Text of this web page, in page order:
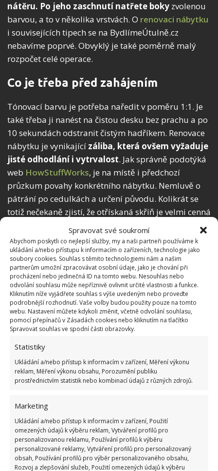
Spravovat své soukromí
Abychom poskytli co nejlepší služby, my a naši partneři používáme k
ukládání a/nebo přístupu k informacím o zařízeních, technologie jako
soubory cookies. Souhlas s těmito technologiemi nám a našim
partnerům umožní zpracovávat osobní údaje, jako je chování při
procházení nebo jedinečná ID na tomto webu. Nesouhlas nebo
odvolání souhlasu může nepříznivě ovlivnit určité vlastnosti a funkce.
Kliknutím níže vyjádřete souhlas s výše uvedeným nebo proveďte
podrobnější rozhodnutí. Vaše volby budou použity pouze na tomto
webu. Nastavení můžete kdykoli změnit, včetně odvolání souhlasu,
pomocí přepínačů v Zásadách cookies nebo kliknutím na tlačítko
Spravovat souhlas ve spodní části obrazovky.
Statistiky
Ukládání a/nebo přístup k informacím v zařízení, Měření výkonu
reklam, Měření výkonu obsahu, Porozumění publiku
prostřednictvím statistik nebo kombinací údajů z různých zdrojů.
Marketing
Ukládání a/nebo přístup k informacím v zařízení, Použití
omezených údajů k výběru reklam, Vytváření profilů pro
personalizovanou reklamu, Používání profilů k výběru
personalizované reklamy, Vytváření profilů pro personalizovaný
obsah, Používání profilů pro výběr personalizovaného obsahu,
Rozvoj a zlepšování služeb, Použití omezených údajů k výběru
nátěru. Po jeho zaschnutí natřete boky zvolenou
barvou, a to v několika vrstvách. O renovaci nábytku
i souvisejících tipech se na BydlímeÚtulně.cz
nebavíme poprvé. Obvyklý je také poměrně malý
rozpočet celé operace.
Co je třeba před zahájením
Tónovací barvu je potřeba naředit v poměru 1:1. Je
také třeba ji nanést na čistou desku bez prachu a po
10 sekundách odstranit čistým hadříkem. Renovace
nábytku je vynikající záliba, která ovšem vyžaduje
jisté odhodlání i vytrvalost. Jak správně podotýká
web HowStuffWorks, je na místě i předchozí
průzkum povahy konkrétního nábytku. Nemluvě o
pátrání po cedulkách a určení původu. Kolikrát se
totiž nečekaně zjistí, že otřískaná skříň je velmi cenná